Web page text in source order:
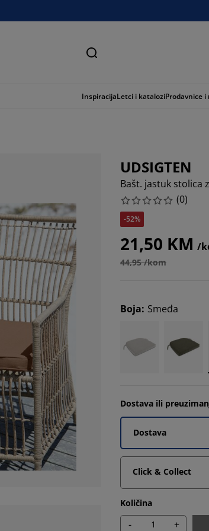
Traži
InspiracijaLetci i kataloziProdavnice
UDSIGTEN
Bašt. jastuk stolica
(0)
-52%
21,50 KM /
44,95 /kom
Boja: Smeđa
Dostava ili
Dostava
Click & Collect
Količina
- +